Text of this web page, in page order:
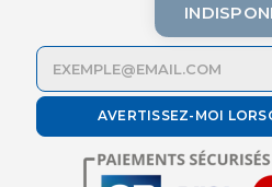
AVERTISSEZ-MOI